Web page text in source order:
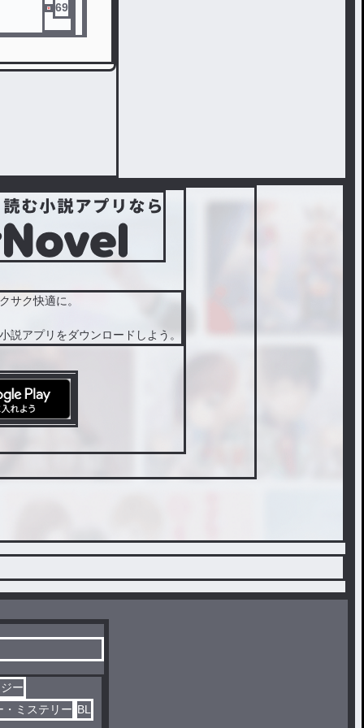
69
サク快適に。
説アプリをダウンロードしよう。
ー
・ミステリー BL